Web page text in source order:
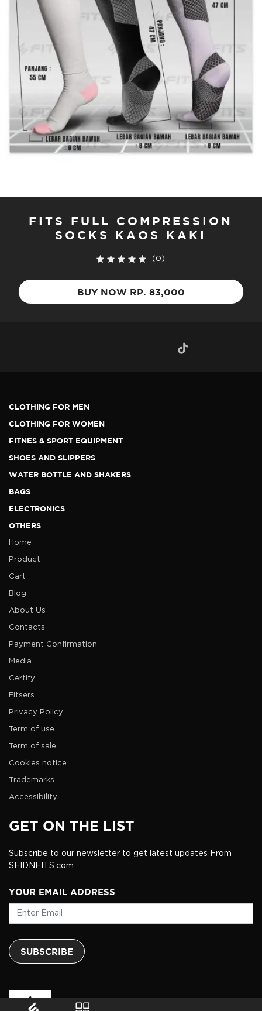
FITS FULL COMPRESSION
SOCKS KAOS KAKI
(0)
BUY NOW RP. 83,000
CLOTHING FOR MEN
CLOTHING FOR WOMEN
FITNES & SPORT EQUIPMENT
SHOES AND SLIPPERS
WATER BOTTLE AND SHAKERS
BAGS
ELECTRONICS
OTHERS
Home
Product
Cart
Blog
About Us
Contacts
Payment Confirmation
Media
Certify
Fitsers
Privacy Policy
Term of use
Term of sale
Cookies notice
Trademarks
Accessibility
GET ON THE LIST
Subscribe to our newsletter to get latest updates From
SFIDNFITS.com
YOUR EMAIL ADDRESS
SUBSCRIBE